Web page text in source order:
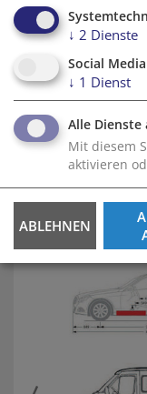
Einsatz von
Thomas
in seiner
an der Fakultät für
Wien.
Neben einer
neues, von ihm
↓ 2 Dienste
Social Media
↓ 1 Dienst
Alle
Mit diesem
aktivieren
ABLEHNEN